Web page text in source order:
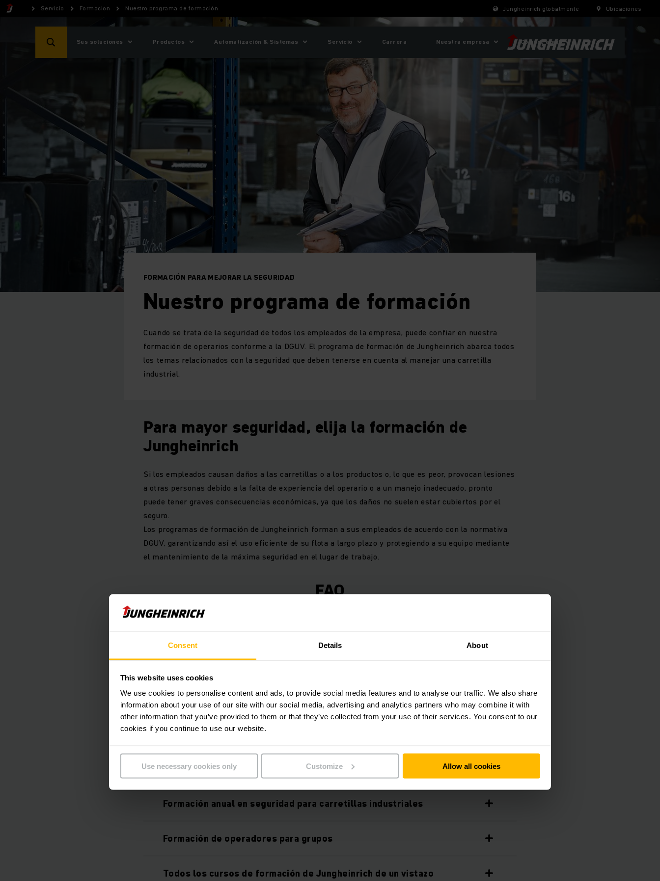
Consent Details About
This website uses cookies
We use cookies to personalise content and ads, to provide social media features and to analyse our traffic. We also share
information about your use of our site with our social media, advertising and analytics partners who may combine it with
other information that you’ve provided to them or that they’ve collected from your use of their services. You consent to our
cookies if you continue to use our website.
Use necessary cookies only Customize Allow all cookies
Servicio Formacion Nuestro programa de formación Jungheinrich globalmente Ubicaciones
Sus soluciones Productos Automatización & Sistemas Servicio Carrera Nuestra empresa ¡Compre aquí!
FORMACIÓN PARA MEJORAR LA SEGURIDAD
Nuestro programa de formación
Cuando se trata de la seguridad de todos los empleados de la empresa, puede confiar en nuestra
formación de operarios conforme a la DGUV. El programa de formación de Jungheinrich abarca todos
los temas relacionados con la seguridad que deben tenerse en cuenta al manejar una carretilla
industrial.
Para mayor seguridad, elija la formación de
Jungheinrich
Si los empleados causan daños a las carretillas o a los productos o, lo que es peor, provocan lesiones
a otras personas debido a la falta de experiencia del operario o a un manejo inadecuado, pronto
puede tener graves consecuencias económicas, ya que los daños no suelen estar cubiertos por el
seguro.
Los programas de formación de Jungheinrich forman a sus empleados de acuerdo con la normativa
DGUV, garantizando así el uso eficiente de su flota a largo plazo y protegiendo a su equipo mediante
el mantenimiento de la máxima seguridad en el lugar de trabajo.
FAQ
Formación para operadores avanzados
Cursos de formación de operadores según el tipo de camión
Formación para preparadores de pedidos
Formación en pasillos estrechos para apiladores de estanterías altas
Formación anual en seguridad para carretillas industriales
Formación de operadores para grupos
Todos los cursos de formación de Jungheinrich de un vistazo